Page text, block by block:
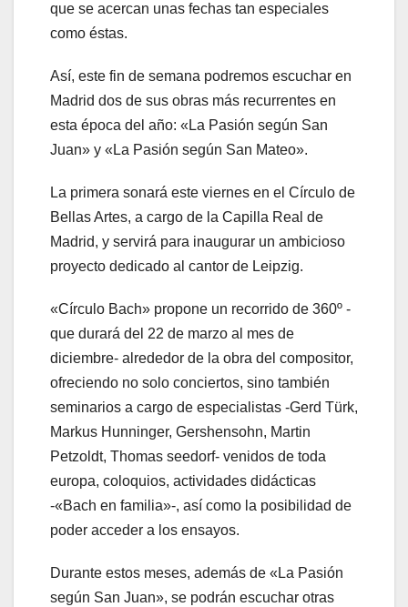
que se acercan unas fechas tan especiales
como éstas.
Así, este fin de semana podremos escuchar en
Madrid dos de sus obras más recurrentes en
esta época del año: «La Pasión según San
Juan» y «La Pasión según San Mateo».
La primera sonará este viernes en el Círculo de
Bellas Artes, a cargo de la Capilla Real de
Madrid, y servirá para inaugurar un ambicioso
proyecto dedicado al cantor de Leipzig.
«Círculo Bach» propone un recorrido de 360º -
que durará del 22 de marzo al mes de
diciembre- alrededor de la obra del compositor,
ofreciendo no solo conciertos, sino también
seminarios a cargo de especialistas -Gerd Türk,
Markus Hunninger, Gershensohn, Martin
Petzoldt, Thomas seedorf- venidos de toda
europa, coloquios, actividades didácticas
-«Bach en familia»-, así como la posibilidad de
poder acceder a los ensayos.
Durante estos meses, además de «La Pasión
según San Juan», se podrán escuchar otras